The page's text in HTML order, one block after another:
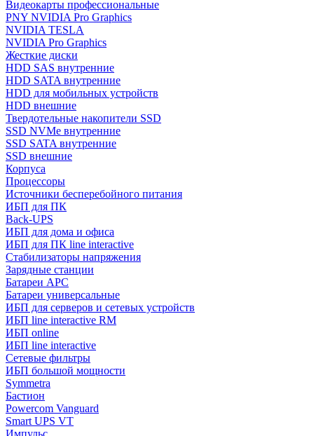
Видеокарты профессиональные
PNY NVIDIA Pro Graphics
NVIDIA TESLA
NVIDIA Pro Graphics
Жесткие диски
HDD SAS внутренние
HDD SATA внутренние
HDD для мобильных устройств
HDD внешние
Твердотельные накопители SSD
SSD NVMe внутренние
SSD SATA внутренние
SSD внешние
Корпуса
Процессоры
Источники бесперебойного питания
ИБП для ПК
Back-UPS
ИБП для дома и офиса
ИБП для ПК linе interactive
Стабилизаторы напряжения
Зарядные станции
Батареи APC
Батареи универсальные
ИБП для серверов и сетевых устройств
ИБП line interactive RM
ИБП online
ИБП linе interactive
Сетевые фильтры
ИБП большой мощности
Symmetra
Бастион
Powercom Vanguard
Smart UPS VT
Импульс